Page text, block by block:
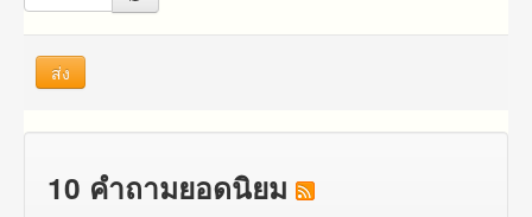
ส่ง
10 คำถามยอดนิยม